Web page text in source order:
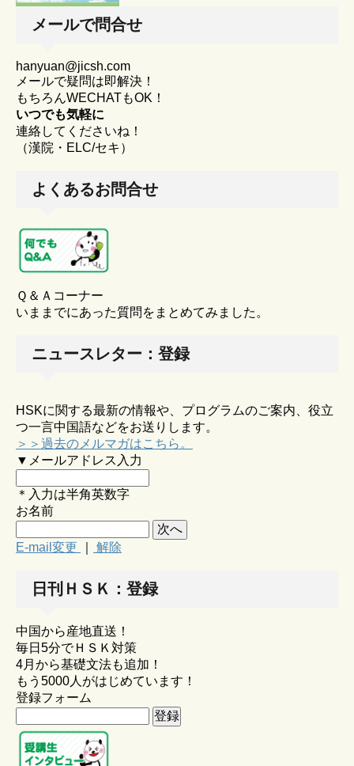
メールで問合せ
hanyuan@jicsh.com
メールで疑問は即解決！
もちろんWECHATもOK！
いつでも気軽に
連絡してくださいね！
（漢院・ELC/セキ）
よくあるお問合せ
Ｑ＆Ａコーナー
いままでにあった質問をまとめてみました。
ニュースレター：登録
HSKに関する最新の情報や、プログラムのご案内、役立
つ一言中国語などをお送りします。
＞＞過去のメルマガはこちら。
▼メールアドレス入力
＊入力は半角英数字
お名前
E-mail変更 解除
日刊ＨＳＫ：登録
中国から産地直送！
毎日5分でＨＳＫ対策
4月から基礎文法も追加！
もう5000人がはじめています！
登録フォーム